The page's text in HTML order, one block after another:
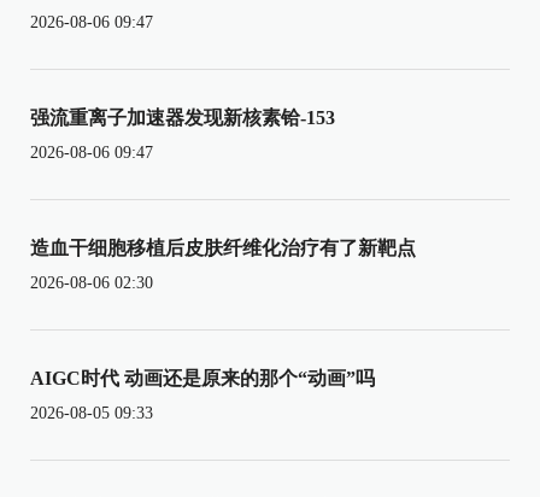
2026-08-06 09:47
强流重离子加速器发现新核素铪-153
2026-08-06 09:47
造血干细胞移植后皮肤纤维化治疗有了新靶点
2026-08-06 02:30
AIGC时代 动画还是原来的那个“动画”吗
2026-08-05 09:33